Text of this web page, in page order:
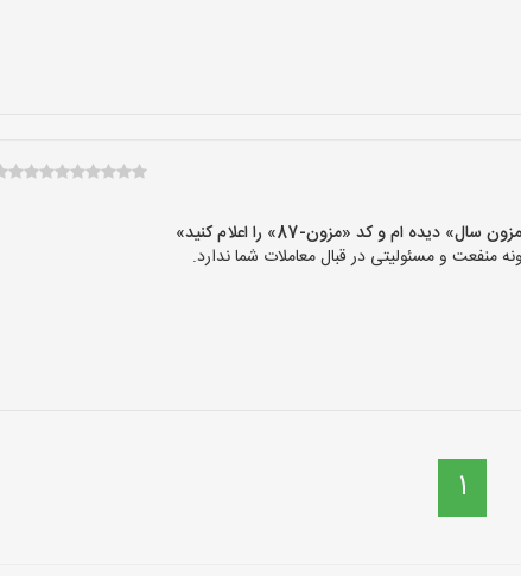
ام و کد «مزون-87» را اعلام کنید»
و مسئولیتی در قبال معاملات شما ندارد.
1